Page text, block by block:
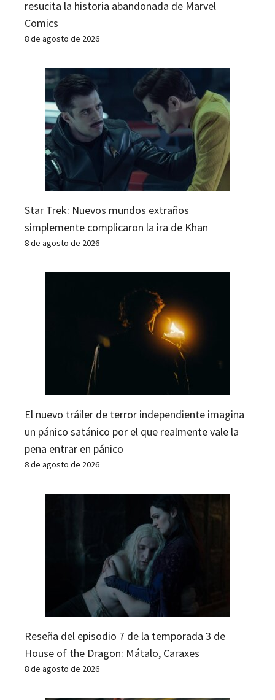
resucita la historia abandonada de Marvel
Comics
8 de agosto de 2026
Star Trek: Nuevos mundos extraños
simplemente complicaron la ira de Khan
8 de agosto de 2026
El nuevo tráiler de terror independiente imagina
un pánico satánico por el que realmente vale la
pena entrar en pánico
8 de agosto de 2026
Reseña del episodio 7 de la temporada 3 de
House of the Dragon: Mátalo, Caraxes
8 de agosto de 2026